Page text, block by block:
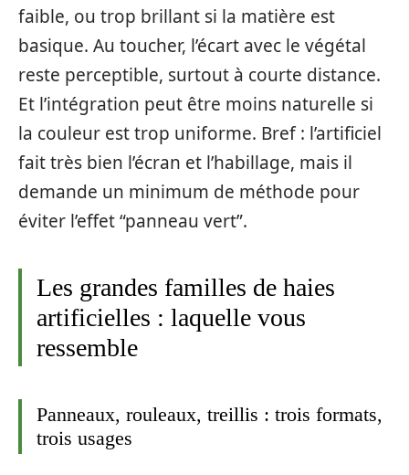
faible, ou trop brillant si la matière est
basique. Au toucher, l’écart avec le végétal
reste perceptible, surtout à courte distance.
Et l’intégration peut être moins naturelle si
la couleur est trop uniforme. Bref : l’artificiel
fait très bien l’écran et l’habillage, mais il
demande un minimum de méthode pour
éviter l’effet “panneau vert”.
Les grandes familles de haies
artificielles : laquelle vous
ressemble
Panneaux, rouleaux, treillis : trois formats,
trois usages